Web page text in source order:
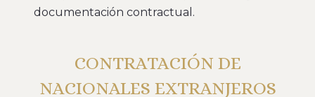
documentación contractual.
CONTRATACIÓN DE
NACIONALES EXTRANJEROS